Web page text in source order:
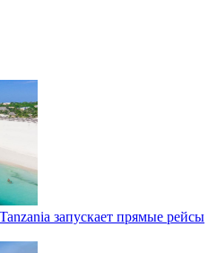
запускает прямые рейсы